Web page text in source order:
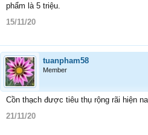
phẩm là 5 triệu.
15/11/20
tuanpham58
Member
Cồn thạch được tiêu thụ rộng rãi hiện
21/11/20